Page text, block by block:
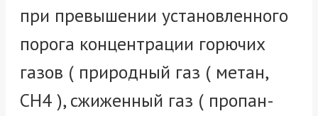
при превышении установленного
порога концентрации горючих
газов ( природный газ ( метан,
СН4 ), сжиженный газ ( пропан-